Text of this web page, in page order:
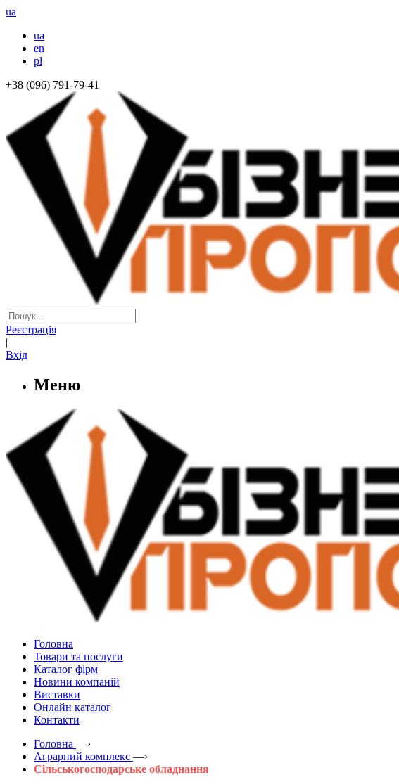
ua
ua
en
pl
+38 (096) 791-79-41
Реєстрація
|
Вхід
Меню
Головна
Товари та послуги
Каталог фірм
Новини компаній
Виставки
Онлайн каталог
Контакти
Головна —›
Аграрний комплекс —›
Сільськогосподарське обладнання